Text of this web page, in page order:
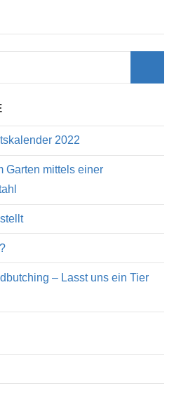
2022
Garten mittels einer
– Lasst uns ein Tier